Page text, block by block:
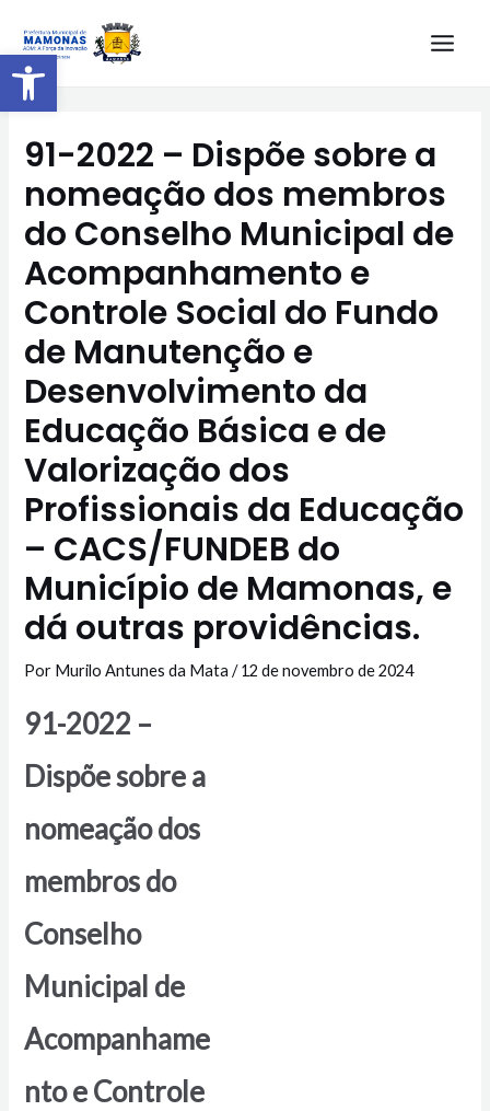
Barra de Ferramentas Aberta
91-2022 – Dispõe sobre a
nomeação dos membros
do Conselho Municipal de
Acompanhamento e
Controle Social do Fundo
de Manutenção e
Desenvolvimento da
Educação Básica e de
Valorização dos
Profissionais da Educação
– CACS/FUNDEB do
Município de Mamonas, e
dá outras providências.
Por Murilo Antunes da Mata/12 de novembro de 2024
91-2022 –
Dispõe sobre a
nomeação dos
membros do
Conselho
Municipal de
Acompanhame
nto e Controle